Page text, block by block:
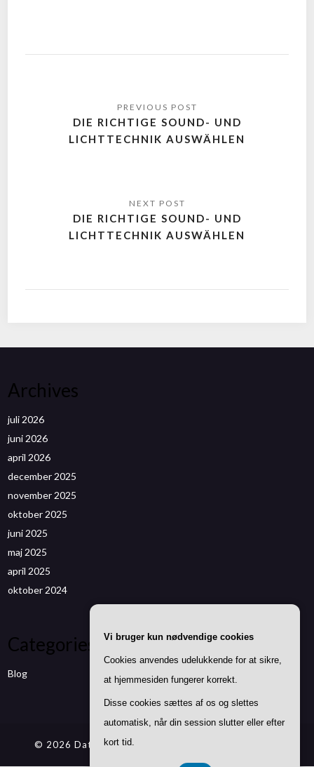
DIE RICHTIGE SOUND- UND
LICHTTECHNIK AUSWÄHLEN
DIE RICHTIGE SOUND- UND
LICHTTECHNIK AUSWÄHLEN
Archives
juli 2026
juni 2026
april 2026
december 2025
november 2025
oktober 2025
juni 2025
maj 2025
april 2025
oktober 2024
Categories
Blog
© 2026 Datenwizard.de
Vi bruger kun nødvendige cookies
Cookies anvendes udelukkende for at sikre,
at hjemmesiden fungerer korrekt.
Disse cookies sættes af os og slettes
automatisk, når din session slutter eller efter
kort tid.